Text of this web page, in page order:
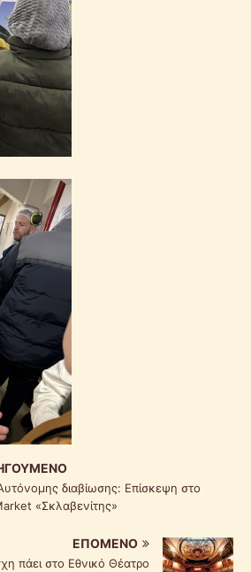
διαβίωσης: Επίσκεψη στο
«Σκλαβενίτης»
ΕΠΌΜΕΝΟ
πάει στο Εθνικό Θέατρο